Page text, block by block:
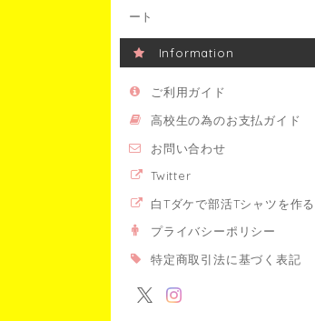
ート
Information
ご利用ガイド
高校生の為のお支払ガイド
お問い合わせ
Twitter
白Tダケで部活Tシャツを作る
プライバシーポリシー
特定商取引法に基づく表記